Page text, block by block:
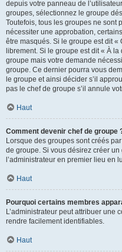
depuis votre panneau de
groupes, sélectionnez le groupe
Toutefois, tous les groupes ne sont
nécessiter une approbation,
être masqués. Si le groupe est dit
librement. Si le groupe est dit « À
groupe mais votre demande
groupe. Ce dernier pourra vous
le groupe et ainsi décider s’il
pas le chef de groupe s’il annule
Haut
Comment devenir chef de groupe
Lorsque des groupes sont créés
de groupe. Si vous désirez créer
l’administrateur en premier lieu en
Haut
Pourquoi certains membres
L’administrateur peut attribuer une
rendre facilement identifiables.
Haut